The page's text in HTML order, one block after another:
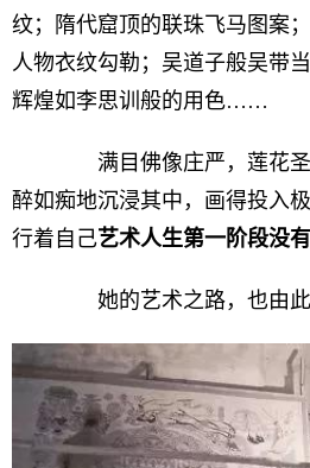
纹；隋代窟顶的联珠飞马图案
人物衣纹勾勒；吴道子般吴带
辉煌如李思训般的用色……
满目佛像庄严，莲花圣
醉如痴地沉浸其中，画得投入
行着自己艺术人生第一阶段没
她的艺术之路，也由此